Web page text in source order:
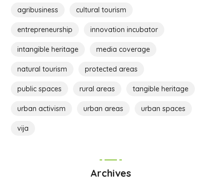
agribusiness cultural tourism
entrepreneurship innovation incubator
intangible heritage media coverage
natural tourism protected areas
public spaces rural areas tangible heritage
urban activism urban areas urban spaces
vija
Archives